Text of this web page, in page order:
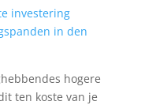
investering
in den
hogere
ten koste van je